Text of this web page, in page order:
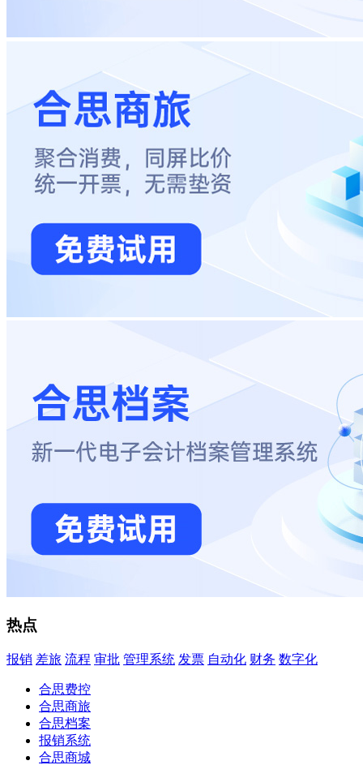
热点
报销 差旅 流程 审批 管理系统 发票 自动化 财务 数字化
合思费控
合思商旅
合思档案
报销系统
合思商城